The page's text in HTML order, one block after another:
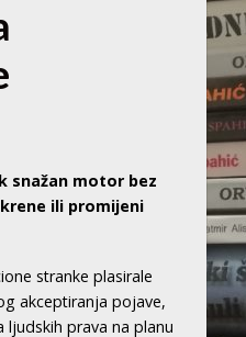
snažan motor bez
ili promijeni
stranke plasirale
akceptiranja pojave,
ljudskih prava na planu